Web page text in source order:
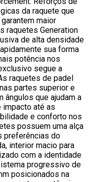
da raquete que
maior
raquetes Generation
de alta densidade
sua forma
potência nos
segue a
raquetes de padel
partes superior e
ângulos que ajudam a
impacto até as
e conforto nos
possuem uma alça
preferências do
interior macio para
com a identidade
progressivo de
posicionados na